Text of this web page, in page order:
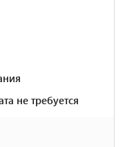
не требуется